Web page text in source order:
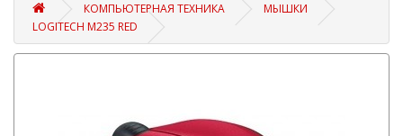
КОМПЬЮТЕРНАЯ ТЕХНИКА
МЫШКИ
LOGITECH M235 RED